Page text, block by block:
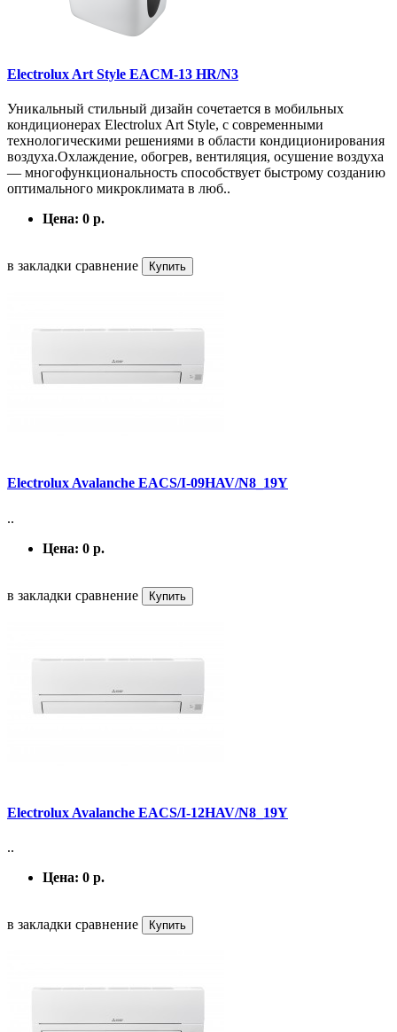
Electrolux Art Style EACM-13 HR/N3
Уникальный стильный дизайн сочетается в мобильных
кондиционерах Electrolux Art Style, с современными
технологическими решениями в области кондиционирования
воздуха.Охлаждение, обогрев, вентиляция, осушение воздуха
— многофункциональность способствует быстрому созданию
оптимального микроклимата в люб..
Цена: 0 р.
в закладки сравнение Купить
Electrolux Avalanche EACS/I-09HAV/N8_19Y
..
Цена: 0 р.
в закладки сравнение Купить
Electrolux Avalanche EACS/I-12HAV/N8_19Y
..
Цена: 0 р.
в закладки сравнение Купить